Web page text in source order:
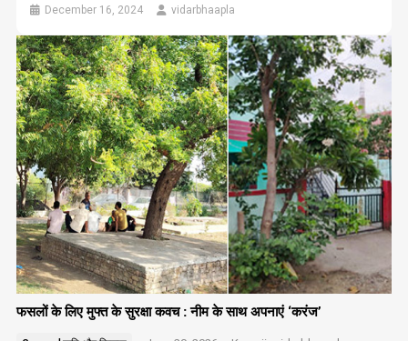
December 16, 2024 vidarbhaapla
फसलों के लिए मुफ्त के सुरक्षा कवच : नीम के साथ अपनाएं ‘करंज’